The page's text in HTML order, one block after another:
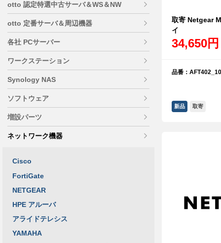
取寄 Netgear
イ
34,650円
品番：
新品 取寄
otto 認定特選中古サーバ＆WS＆NW
otto 定番サーバ＆周辺機器
各社 PCサーバー
ワークステーション
Synology NAS
ソフトウェア
増設パーツ
ネットワーク機器
Cisco
FortiGate
NETGEAR
HPE アルーバ
アライドテレシス
YAMAHA